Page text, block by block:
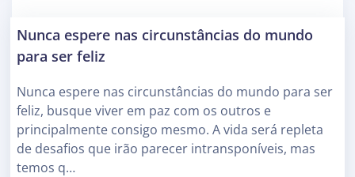
Nunca espere nas circunstâncias do mundo
para ser feliz
Nunca espere nas circunstâncias do mundo para ser
feliz, busque viver em paz com os outros e
principalmente consigo mesmo. A vida será repleta
de desafios que irão parecer intransponíveis, mas
temos q…